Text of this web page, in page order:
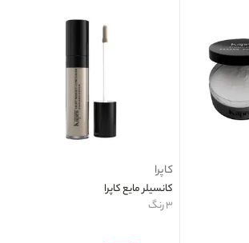
کاپرا
کانسیلر مایع کاپرا
۳ رنگ